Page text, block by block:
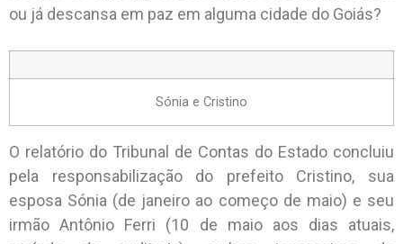
ou já descansa em paz em alguma cidade do Goiás?
Sónia e Cristino
O relatório do Tribunal de Contas do Estado concluiu
pela responsabilização do prefeito Cristino, sua
esposa Sónia (de janeiro ao começo de maio) e seu
irmão Antônio Ferri (10 de maio aos dias atuais,